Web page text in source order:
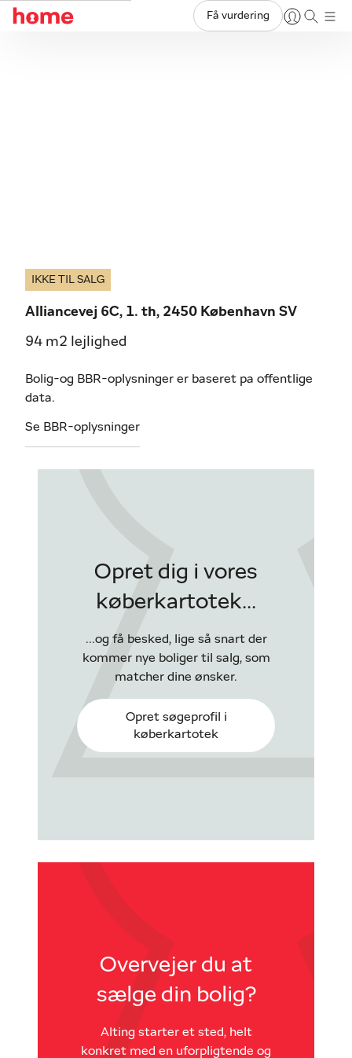
Få vurdering
IKKE TIL SALG
Alliancevej 6C, 1. th, 2450 København SV
94 m2 lejlighed
Bolig-og BBR-oplysninger er baseret pa offentlige
data.
Se BBR-oplysninger
Opret dig i vores
køberkartotek...
...og få besked, lige så snart der
kommer nye boliger til salg, som
matcher dine ønsker.
Opret søgeprofil i
køberkartotek
Overvejer du at
sælge din bolig?
Alting starter et sted, helt
konkret med en uforpligtende og